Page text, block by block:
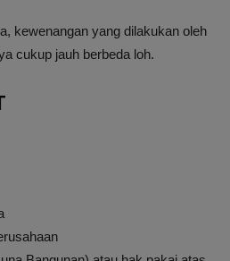
kewenangan yang dilakukan oleh
cukup jauh berbeda loh.